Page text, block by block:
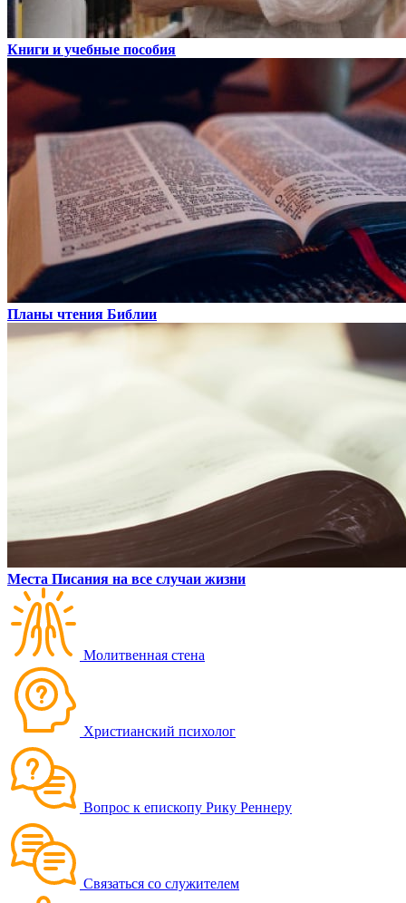
Книги и учебные пособия
Планы чтения Библии
Места Писания на все случаи жизни
Молитвенная стена
Христианский психолог
Вопрос к епископу Рику Реннеру
Связаться со служителем